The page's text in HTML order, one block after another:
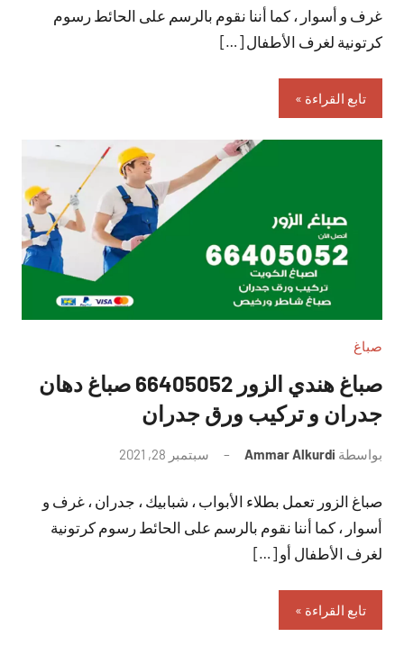
غرف و أسوار ، كما أننا نقوم بالرسم على الحائط رسوم
كرتونية لغرف الأطفال […]
تابع القراءة
صباغ
صباغ هندي الزور 66405052 صباغ دهان
جدران و تركيب ورق جدران
بواسطة Ammar Alkurdi سبتمبر 28, 2021
تعليقات
صباغ الزور تعمل بطلاء الأبواب ، شبابيك ، جدران ، غرف و
أسوار ، كما أننا نقوم بالرسم على الحائط رسوم كرتونية
لغرف الأطفال أو […]
تابع القراءة